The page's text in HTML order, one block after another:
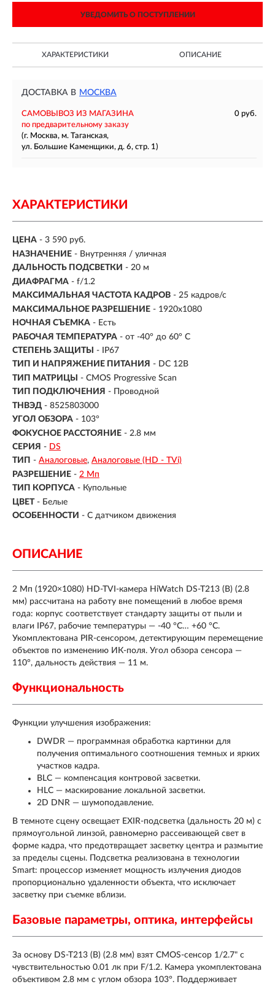
УВЕДОМИТЬ О ПОСТУПЛЕНИИ
ХАРАКТЕРИСТИКИ ОПИСАНИЕ
ДОСТАВКА В МОСКВА
САМОВЫВОЗ ИЗ МАГАЗИНА
0 руб.
по предварительному заказу
(г. Москва, м. Таганская,
ул. Большие Каменщики, д. 6, стр. 1)
ХАРАКТЕРИСТИКИ
ЦЕНА - 3 590 руб.
НАЗНАЧЕНИЕ - Внутренняя / уличная
ДАЛЬНОСТЬ ПОДСВЕТКИ - 20 м
ДИАФРАГМА - f/1.2
МАКСИМАЛЬНАЯ ЧАСТОТА КАДРОВ - 25 кадров/с
МАКСИМАЛЬНОЕ РАЗРЕШЕНИЕ - 1920x1080
НОЧНАЯ СЪЕМКА - Есть
РАБОЧАЯ ТЕМПЕРАТУРА - от -40° до 60° C
СТЕПЕНЬ ЗАЩИТЫ
- IP67
ТИП И НАПРЯЖЕНИЕ ПИТАНИЯ - DC 12В
ТИП МАТРИЦЫ
- CMOS Progressive Scan
ТИП ПОДКЛЮЧЕНИЯ - Проводной
ТНВЭД - 8525803000
УГОЛ ОБЗОРА - 103°
ФОКУСНОЕ РАССТОЯНИЕ - 2.8 мм
СЕРИЯ - DS
ТИП - Аналоговые Аналоговые (HD - TVi)
РАЗРЕШЕНИЕ - 2 Мп
ТИП КОРПУСА - Купольные
ЦВЕТ - Белые
ОСОБЕННОСТИ - С датчиком движения
ОПИСАНИЕ
2 Мп (1920×1080) HD-TVI-камера HiWatch DS-T213 (B) (2.8
мм) рассчитана на работу вне помещений в любое время
года: корпус соответствует стандарту защиты от пыли и
влаги IP67, рабочие температуры — -40 °C… +60 °C.
Укомплектована PIR-сенсором, детектирующим перемещение
объектов по изменению ИК-поля. Угол обзора сенсора —
110°, дальность действия — 11 м.
Функциональность
Функции улучшения изображения:
DWDR — программная обработка картинки для
получения оптимального соотношения темных и ярких
участков кадра.
BLC — компенсация контровой засветки.
HLC — маскирование локальной засветки.
2D DNR — шумоподавление.
В темноте сцену освещает EXIR-подсветка (дальность 20 м) с
прямоугольной линзой, равномерно рассеивающей свет в
форме кадра, что предотвращает засветку центра и размытие
за пределы сцены. Подсветка реализована в технологии
Smart: процессор изменяет мощность излучения диодов
пропорционально удаленности объекта, что исключает
засветку при съемке вблизи.
Базовые параметры, оптика, интерфейсы
За основу DS-T213 (B) (2.8 мм) взят CMOS-сенсор 1/2.7" с
чувствительностью 0.01 лк при F/1.2. Камера укомплектована
объективом 2.8 мм с углом обзора 103°. Поддерживает